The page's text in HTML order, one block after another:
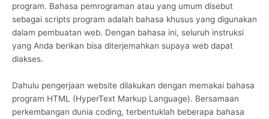
program. Bahasa pemrograman atau yang umum disebut
sebagai scripts program adalah bahasa khusus yang digunakan
dalam pembuatan web. Dengan bahasa ini, seluruh instruksi
yang Anda berikan bisa diterjemahkan supaya web dapat
diakses.
Dahulu pengerjaan website dilakukan dengan memakai bahasa
program HTML (HyperText Markup Language). Bersamaan
perkembangan dunia coding, terbentuklah beberapa bahasa